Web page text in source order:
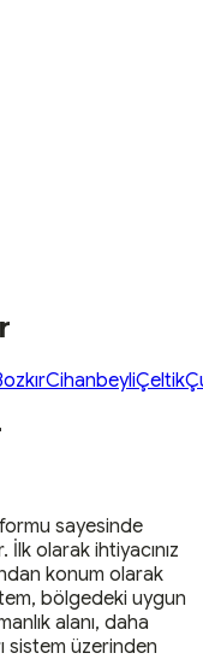
CihanbeyliÇeltik
sayesinde
İlk olarak ihtiyacınız
konum olarak
bölgedeki uygun
alanı, daha
sistem üzerinden